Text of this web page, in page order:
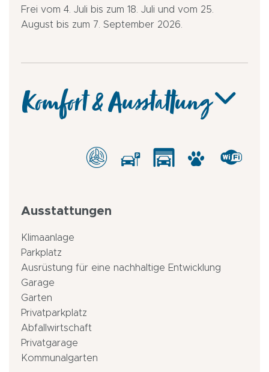
Frei vom 4. Juli bis zum 18. Juli und vom 25.
August bis zum 7. September 2026.
Komfort & Ausstattung
Ausstattungen
Klimaanlage
Parkplatz
Ausrüstung für eine nachhaltige Entwicklung
Garage
Garten
Privatparkplatz
Abfallwirtschaft
Privatgarage
Kommunalgarten